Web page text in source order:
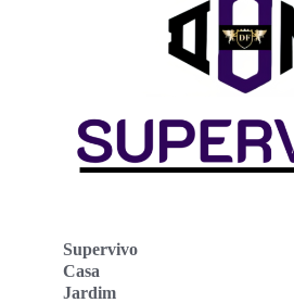
Supervivo
Casa
Jardim